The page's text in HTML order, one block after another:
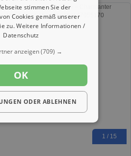
1 / 15
stimmen Sie der
Cookies gemäß unserer
zu.Weitere Informationen /
Datenschutz
anzeigen(709) →
OK
ODER ABLEHNEN